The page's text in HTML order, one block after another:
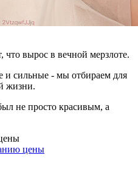
что вырос в вечной мерзлоте.
и сильные - мы отбираем для
жизни.
не просто красивым, а
цены